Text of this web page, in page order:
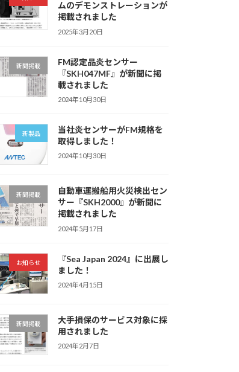
ムのデモンストレーションが
掲載されました
2025年3月20日
新聞掲載
FM認定品炎センサー
『SKH047MF』が新聞に掲
載されました
2024年10月30日
新製品
当社炎センサーがFM規格を
取得しました！
2024年10月30日
新聞掲載
自動車運搬船用火災検出セン
サー『SKH2000』が新聞に
掲載されました
2024年5月17日
お知らせ
『Sea Japan 2024』に出展し
ました！
2024年4月15日
新聞掲載
大手損保のサービス対象に採
用されました
2024年2月7日